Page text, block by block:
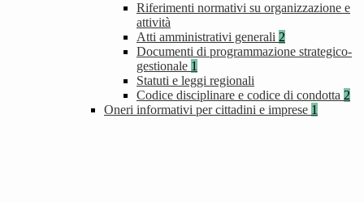
Riferimenti normativi su organizzazione e
attività
Atti amministrativi generali 2
Documenti di programmazione strategico-
gestionale 1
Statuti e leggi regionali
Codice disciplinare e codice di condotta 2
Oneri informativi per cittadini e imprese 1